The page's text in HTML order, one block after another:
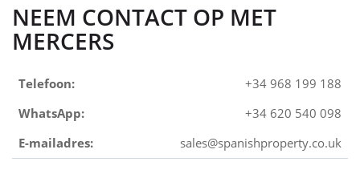
NEEM CONTACT OP MET
MERCERS
Telefoon:
+34 968 199 188
WhatsApp:
+34 620 540 098
E-mailadres:
sales@spanishproperty.co.uk